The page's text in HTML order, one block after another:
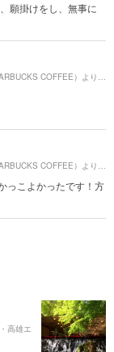
願掛けをし、無事に
スターバックスコーヒー 京都三条大橋店（STARBUCKS COFFEE）より約
スターバックスコーヒー 京都三条大橋店（STARBUCKS COFFEE）より約
っこよかったです！方
高雄エ